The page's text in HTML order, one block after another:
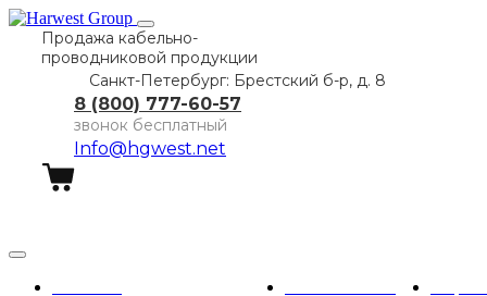
Продажа кабельно-
проводниковой продукции
Санкт-Петербург: Брестский б-р, д. 8
8 (800) 777-60-57
звонок бесплатный
Info@hgwest.net